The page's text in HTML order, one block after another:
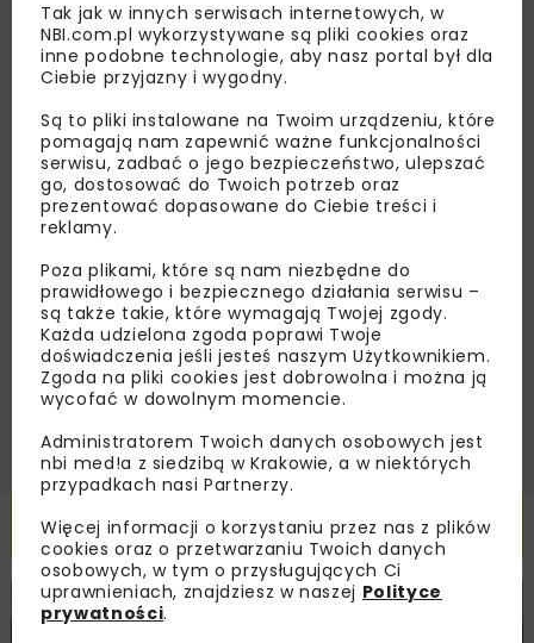
Lubisz wiedzieć więcej?
Zapisz się do newslettera aby otrzymywać od
zaproszenia na wydarzenia, atrakcyjne oferty i
dedykowane akcje specjalne.
Zapoznałam/em się zPolityką Prywatności
Regulaminemoraz wyrażam zgodę na otrzymywanie na
podany przeze mnie adres e-mail korespondencji
handlowej w postaci newslettera.
ZAPISZ MNIE
Powiązane artykuły
Tak jak w innych serwisach internetowych, w
NBI.com.pl wykorzystywane są pliki cookies oraz
inne podobne technologie, aby nasz portal był dla
Ciebie przyjazny i wygodny.
Są to pliki instalowane na Twoim urządzeniu, które
pomagają nam zapewnić ważne funkcjonalności
serwisu, zadbać o jego bezpieczeństwo, ulepszać
go, dostosować do Twoich potrzeb oraz
prezentować dopasowane do Ciebie treści i
reklamy.
Poza plikami, które są nam niezbędne do
prawidłowego i bezpiecznego działania serwisu –
są także takie, które wymagają Twojej zgody.
Każda udzielona zgoda poprawi Twoje
doświadczenia jeśli jesteś naszym Użytkownikiem.
Zgoda na pliki cookies jest dobrowolna i można ją
wycofać w dowolnym momencie.
Administratorem Twoich danych osobowych jest
nbi med!a z siedzibą w Krakowie, a w niektórych
przypadkach nasi Partnerzy.
Więcej informacji o korzystaniu przez nas z plików
cookies oraz o przetwarzaniu Twoich danych
osobowych, w tym o przysługujących Ci
uprawnieniach, znajdziesz w naszej Polityce
prywatności.